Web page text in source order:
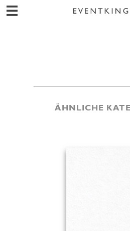
ÄHNLICHE